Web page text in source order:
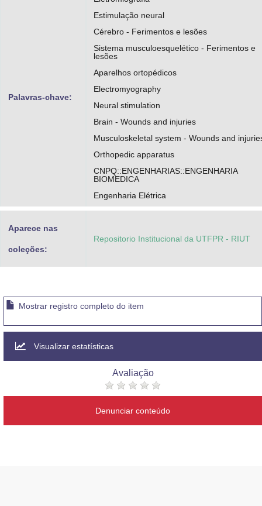
Palavras-chave:
Estimulação neural
Cérebro - Ferimentos e lesões
Sistema musculoesquelético - Ferimentos e
lesões
Aparelhos ortopédicos
Electromyography
Neural stimulation
Brain - Wounds and injuries
Musculoskeletal system - Wounds and
Orthopedic apparatus
CNPQ::ENGENHARIAS::ENGENHARIA
BIOMEDICA
Engenharia Elétrica
Aparece nas
coleções:
Repositorio Institucional da UTFPR - RIUT
Mostrar registro completo do item
Visualizar estatísticas
Avaliação
Denunciar conteúdo